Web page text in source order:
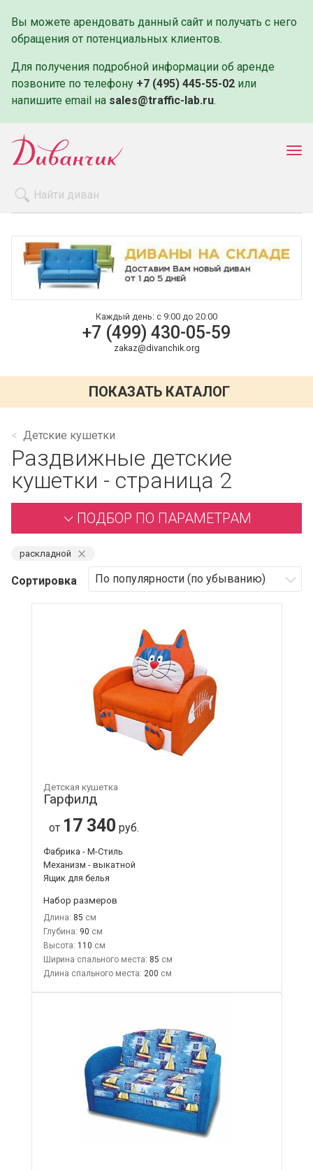
Вы можете арендовать данный сайт и получать с него
обращения от потенциальных клиентов.
Для получения подробной информации об аренде
позвоните по телефону +7 (495) 445-55-02 или
напишите email на sales@traffic-lab.ru.
Оплата и доставка
Контакты
Каждый день: с 9:00 до 20:00
+7 (499) 430-05-59
zakaz@divanchik.org
ПОКАЗАТЬ КАТАЛОГ
Детские кушетки
Раздвижные детские
кушетки - страница 2
ПОДБОР ПО ПАРАМЕТРАМ
раскладной ⨯
Сортировка
Детская кушетка
Гарфилд
от 17 340 руб.
Фабрика - М-Стиль
Механизм - выкатной
Ящик для белья
Набор размеров
Длина: 85
Глубина: 90
Высота: 110
Ширина спального места: 85
Длина спального места: 200